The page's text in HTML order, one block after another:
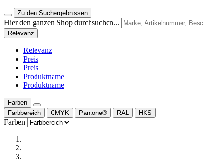
Zu den Suchergebnissen
Hier den ganzen Shop durchsuchen...
Relevanz
Relevanz
Preis
Preis
Produktname
Produktname
Farben
Farbbereich
CMYK Pantone® RAL HKS
Farben